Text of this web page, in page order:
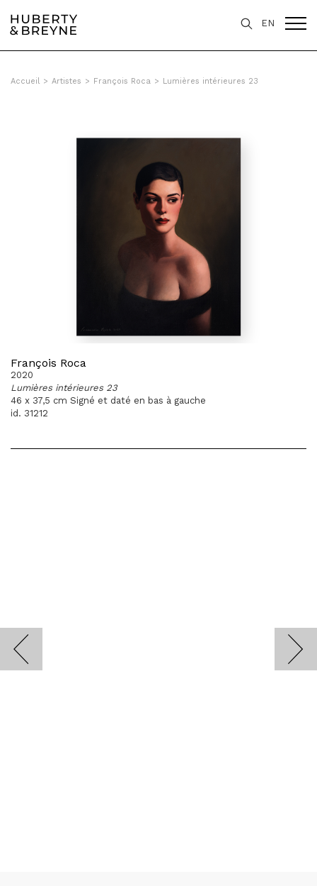
EN
Accueil > Artistes > François Roca > Lumières intérieures 23
François Roca
2020
Lumières intérieures 23
46 x 37,5 cm Signé et daté en bas à gauche
id. 31212